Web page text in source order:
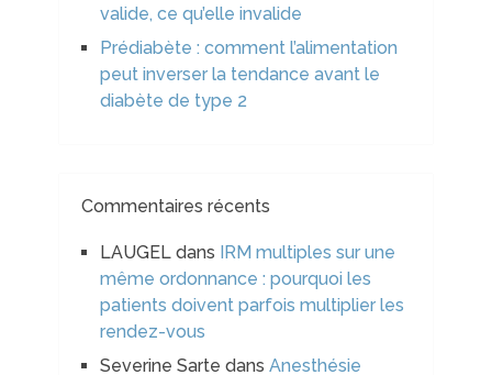
valide, ce qu’elle invalide
Prédiabète : comment l’alimentation
peut inverser la tendance avant le
diabète de type 2
Commentaires récents
LAUGELdans
IRM multiples sur une
même ordonnance : pourquoi les
patients doivent parfois multiplier les
rendez-vous
Severine Sarte dans Anesthésie